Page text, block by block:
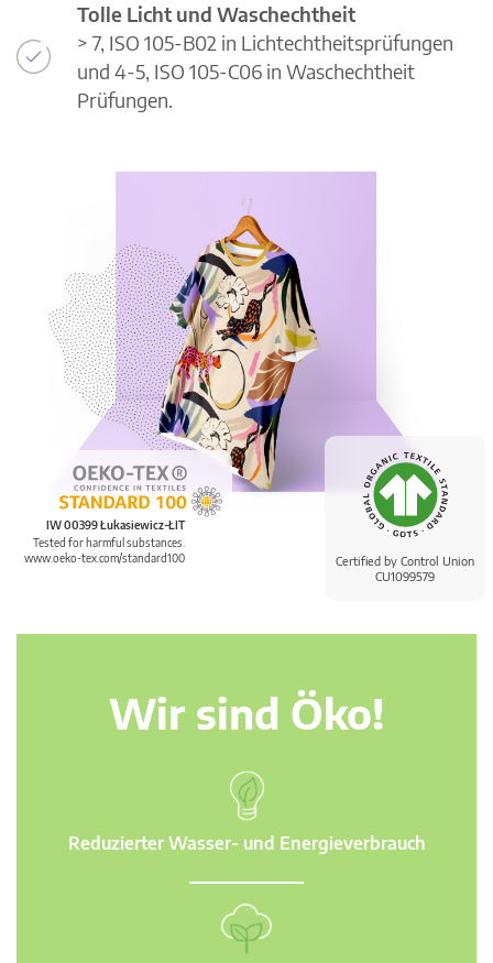
Certified by Control Union
CU1099579
IW 00399 Łukasiewicz-ŁIT
Tested for harmful substances.
www.oeko-tex.com/standard100
Tolle Licht und Waschechtheit
> 7, ISO 105-B02 in Lichtechtheitsprüfungen
und 4-5, ISO 105-C06 in Waschechtheit
Prüfungen.
Wir sind Öko!
Reduzierter Wasser- und Energieverbrauch